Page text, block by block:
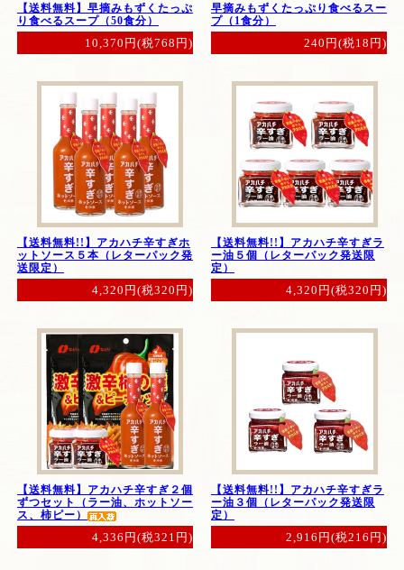
【送料無料】早摘みもずくたっぷ
り食べるスープ（50食分）
10,370円(税768円)
早摘みもずくたっぷり食べるスー
プ（1食分）
240円(税18円)
【送料無料!!】アカハチ辛すぎホ
ットソース５本（レターパック発
送限定）
4,320円(税320円)
【送料無料!!】アカハチ辛すぎラ
ー油５個（レターパック発送限
定）
4,320円(税320円)
【送料無料】アカハチ辛すぎ２個
ずつセット（ラー油、ホットソー
ス、柿ピー）
4,336円(税321円)
【送料無料!!】アカハチ辛すぎラ
ー油３個（レターパック発送限
定）
2,916円(税216円)